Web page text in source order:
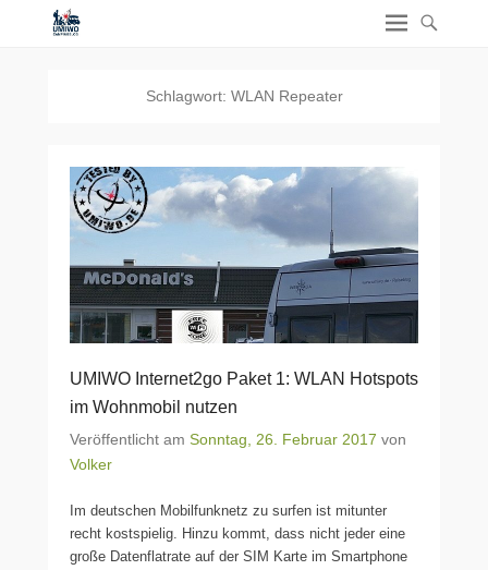
Schlagwort: WLAN Repeater
UMIWO Internet2go Paket 1: WLAN Hotspots
im Wohnmobil nutzen
Veröffentlicht am Sonntag, 26. Februar 2017 von
Volker
Im deutschen Mobilfunknetz zu surfen ist mitunter
recht kostspielig. Hinzu kommt, dass nicht jeder eine
große Datenflatrate auf der SIM Karte im Smartphone